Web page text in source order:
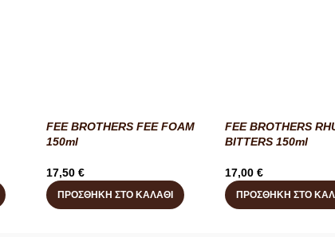
FEE BROTHERS FEE FOAM
150ml
17,50 €
ΠΡΟΣΘΉΚΗ ΣΤΟ ΚΑΛΆΘΙ
FEE BROTHERS
BITTERS 150ml
17,00 €
ΠΡΟΣΘΉΚΗ ΣΤΟ